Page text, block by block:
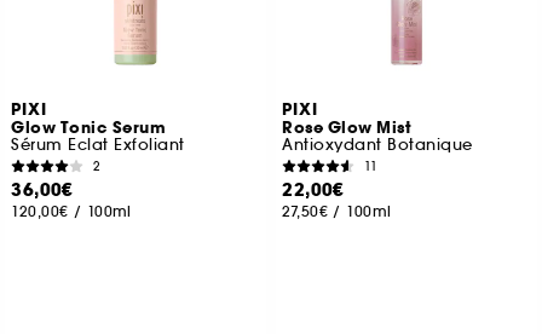
PIXI
Glow Tonic Serum
Sérum Eclat Exfoliant
2
36,00€
120,00€ / 100ml
PIXI
Rose Glow Mist
Antioxydant Botanique
11
22,00€
27,50€ / 100ml